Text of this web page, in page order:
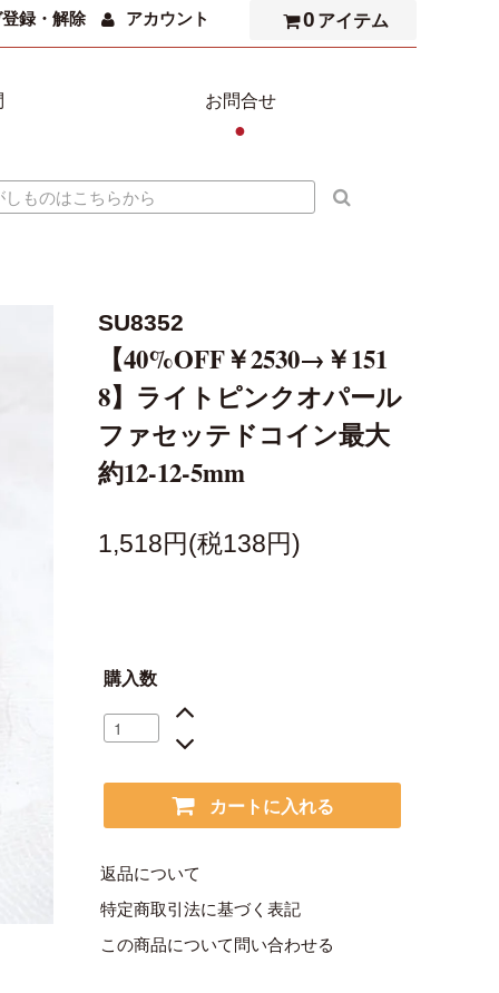
録・解除 アカウント 0 アイテム
お問合せ
●
SU8352
【40%OFF￥2530→￥151
8】ライトピンクオパール
ファセッテドコイン最大
約12-12-5mm
1,518円(税138円)
購入数
カートに入れる
返品について
特定商取引法に基づく表記
この商品について問い合わせる